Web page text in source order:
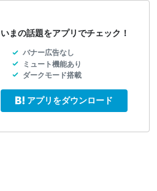
いまの話題をアプリでチェック！
バナー広告なし
ミュート機能あり
ダークモード搭載
アプリをダウンロード